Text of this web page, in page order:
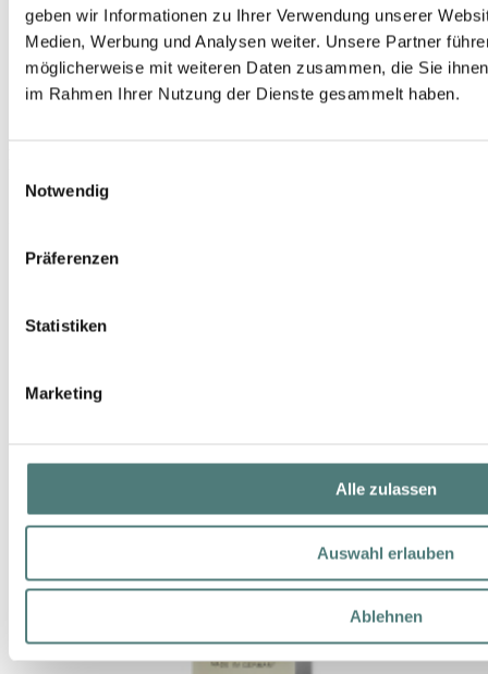
geben wir Informationen zu Ihrer Verwendung unserer
Medien, Werbung und Analysen weiter. Unsere Partner
möglicherweise mit weiteren Daten zusammen, die Sie
im Rahmen Ihrer Nutzung der Dienste gesammelt haben.
Notwendig
Präferenzen
Statistiken
Marketing
Alle zulassen
Auswahl erlauben
Ablehnen
DR. BARBARA STURM
166,00 €